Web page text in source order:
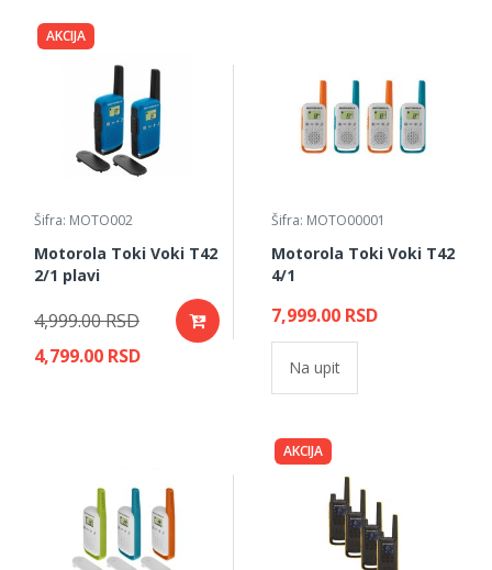
AKCIJA
Šifra: MOTO002
Motorola Toki Voki T42
2/1 plavi
4,999.00 RSD
4,799.00 RSD
Šifra: MOTO00001
Motorola Toki Voki T42
4/1
7,999.00 RSD
Na upit
AKCIJA